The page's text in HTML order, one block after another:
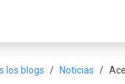
los blogs Noticias